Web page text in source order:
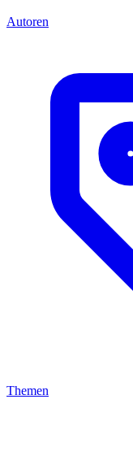
Autoren
Themen